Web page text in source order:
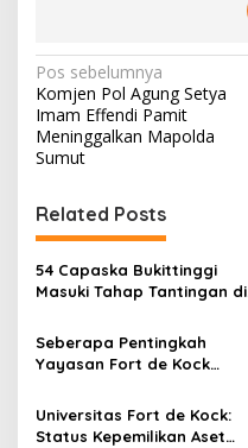
N
a
v
i
g
a
s
i
p
o
s
Pos sebelumnya
Komjen Pol Agung Setya
Imam Effendi Pamit
Meninggalkan Mapolda
Sumut
Related Posts
54 Capaska Bukittinggi
Masuki Tahap Tantingan di
Seberapa Pentingkah
Yayasan Fort de Kock
Perekonomian Masyarakat
Jam Gadang?
Universitas Fort de Kock:
Status Kepemilikan Aset